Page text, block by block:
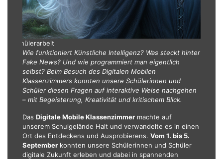
Schülerarbeit
Wie funktioniert Künstliche Intelligenz? Was steckt hinter
Fake News? Und wie programmiert man eigentlich
selbst? Beim Besuch des Digitalen Mobilen
Klassenzimmers konnten unsere Schülerinnen und
Schüler diesen Fragen auf interaktive Weise nachgehen
– mit Begeisterung, Kreativität und kritischem Blick.
Das Digitale Mobile Klassenzimmer machte auf
unserem Schulgelände Halt und verwandelte es in einen
Ort des Entdeckens und Ausprobierens. Vom 1. bis 5.
September konnten unsere Schülerinnen und Schüler
digitale Zukunft erleben und dabei in spannenden